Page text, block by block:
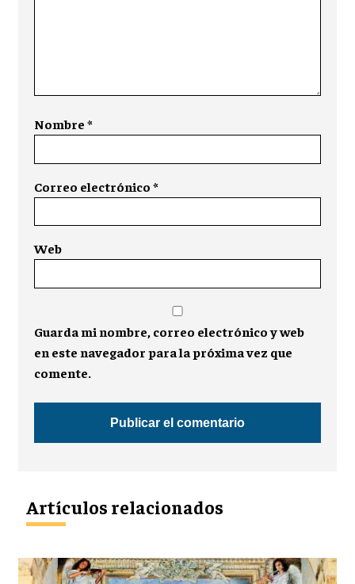
Nombre*
Correo electrónico*
Web
Guarda mi nombre, correo electrónico y web
en este navegador para la próxima vez que
comente.
Artículos relacionados